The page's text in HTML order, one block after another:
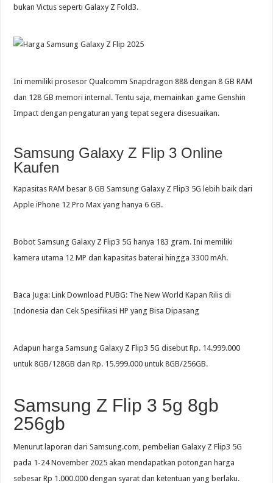
bukan Victus seperti Galaxy Z Fold3.
Ini memiliki prosesor Qualcomm Snapdragon 888 dengan 8 GB RAM
dan 128 GB memori internal. Tentu saja, memainkan game Genshin
Impact dengan pengaturan yang tepat segera disesuaikan.
Samsung Galaxy Z Flip 3 Online
Kaufen
Kapasitas RAM besar 8 GB Samsung Galaxy Z Flip3 5G lebih baik dari
Apple iPhone 12 Pro Max yang hanya 6 GB.
Bobot Samsung Galaxy Z Flip3 5G hanya 183 gram. Ini memiliki
kamera utama 12 MP dan kapasitas baterai hingga 3300 mAh.
Baca Juga: Link Download PUBG: The New World Kapan Rilis di
Indonesia dan Cek Spesifikasi HP yang Bisa Dipasang
Adapun harga Samsung Galaxy Z Flip3 5G disebut Rp. 14.999.000
untuk 8GB/128GB dan Rp. 15.999.000 untuk 8GB/256GB.
Samsung Z Flip 3 5g 8gb
256gb
Menurut laporan dari Samsung.com, pembelian Galaxy Z Flip3 5G
pada 1-24 November 2025 akan mendapatkan potongan harga
sebesar Rp 1.000.000 dengan syarat dan ketentuan yang berlaku.